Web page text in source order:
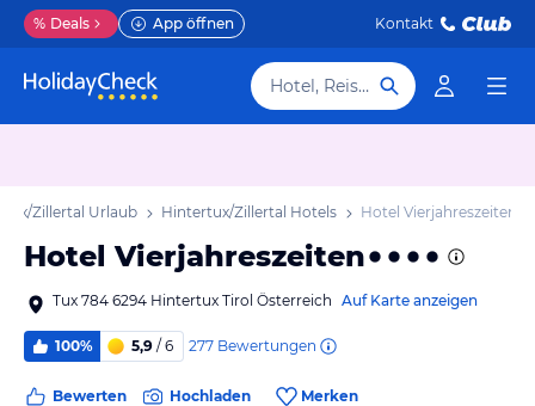
% Deals App öffnen Kontakt
Hotel, Reiseziel
Zillertal Urlaub Hintertux/Zillertal Hotels Hotel Vierjahreszeiten
Hotel Vierjahreszeiten
Tux 784 6294 Hintertux Tirol Österreich Auf Karte anzeigen
100% 5,9 / 6 277 Bewertungen
Bewerten Hochladen Merken